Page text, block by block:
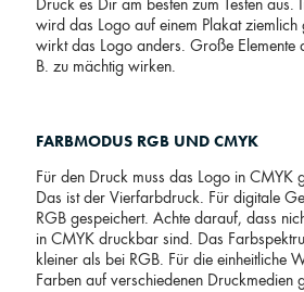
Druck es Dir am besten zum Testen aus.
wird das Logo auf einem Plakat
wirkt das Logo anders. Große Elemente
B. zu mächtig wirken.
FARBMODUS RGB UND CMYK
Für den Druck muss das Logo in CMYK
Das ist der Vierfarbdruck. Für digitale
RGB gespeichert. Achte darauf, dass
in CMYK druckbar sind. Das
kleiner als bei RGB. Für die einheitliche
Farben auf verschiedenen Druckmedien